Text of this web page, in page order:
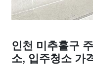
인천 미추홀구
소, 입주청소 가